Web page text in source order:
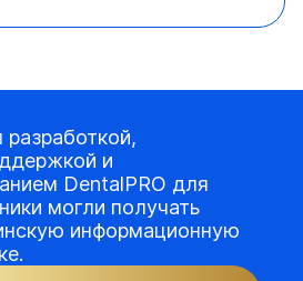
и
DentalPRO для
могли получать
информационную